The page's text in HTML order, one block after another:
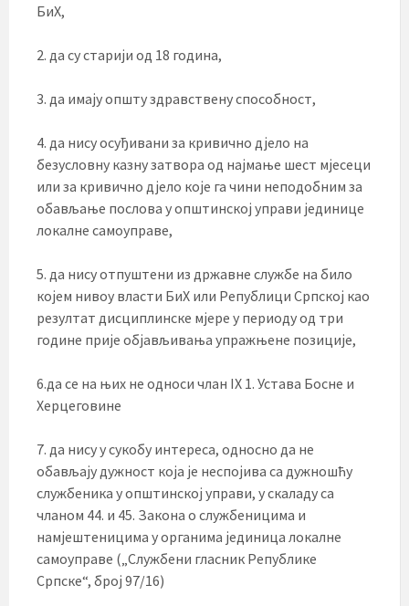
БиХ,
2. да су старији од 18 година,
3. да имају општу здравствену способност,
4. да нису осуђивани за кривично дјело на
безусловну казну затвора од најмање шест мјесеци
или за кривично дјело које га чини неподобним за
обављање послова у општинској управи јединице
локалне самоуправе,
5. да нису отпуштени из државне службе на било
којем нивоу власти БиХ или Републици Српској као
резултат дисциплинске мјере у периоду од три
године прије објављивања упражњене позиције,
6.да се на њих не односи члан IX 1. Устава Босне и
Херцеговине
7. да нису у сукобу интереса, односно да не
обављају дужност која је неспојива са дужношћу
службеника у општинској управи, у скаладу са
чланом 44. и 45. Закона о службеницима и
намјештеницима у органима јединица локалне
самоуправе („Службени гласник Републике
Српске“, број 97/16)